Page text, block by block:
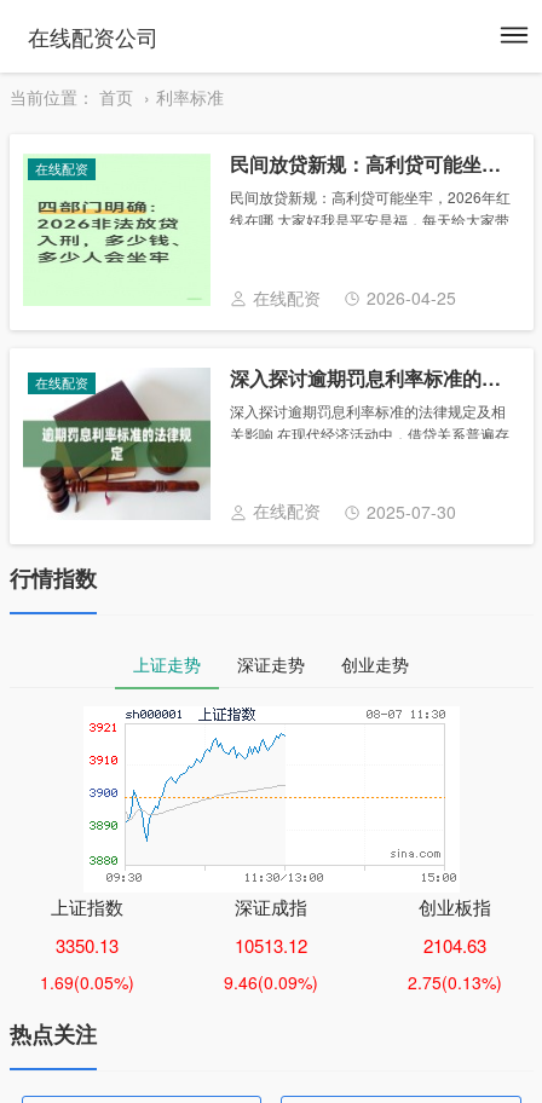
在线配资公司
当前位置： 首页 利率标准
在线配资 民间放贷新规：高利贷可能坐牢，2026年红线在哪
民间放贷新规：高利贷可能坐牢，2026年红
线在哪 大家好我是平安是福，每天给大家带
篇都掏心掏肺，觉得有用就点个关注，带你
守住......
在线配资 2026-04-25
在线配资 深入探讨逾期罚息利率标准的法律规定及相关影响
深入探讨逾期罚息利率标准的法律规定及相
关影响 在现代经济活动中，借贷关系普遍存
关法律法规，明确了逾期罚息的利率标准。
本站将逾......
在线配资 2025-07-30
行情指数
上证走势 深证走势 创业走势
上证指数
3350.13
1.69(0.05%)
深证成指
10513.12
9.46(0.09%)
创业板指
2104.63
2.75(0.13%)
热点关注